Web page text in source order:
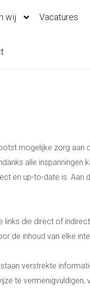
wij Vacatures
mogelijke zorg aan
alle inspanningen
en up-to-date is. Aan
links die direct of
de inhoud van elke
verstrekte
te